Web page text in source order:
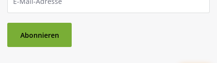
Abonnieren